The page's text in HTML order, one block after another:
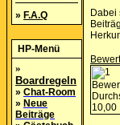
» F.A.Q
HP-Menü
»
Boardregeln
» Chat-Room
» Neue
Beiträge
Dabei